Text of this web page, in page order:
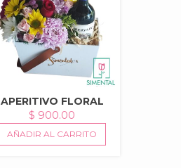
APERITIVO FLORAL
$ 900.00
AÑADIR AL CARRITO